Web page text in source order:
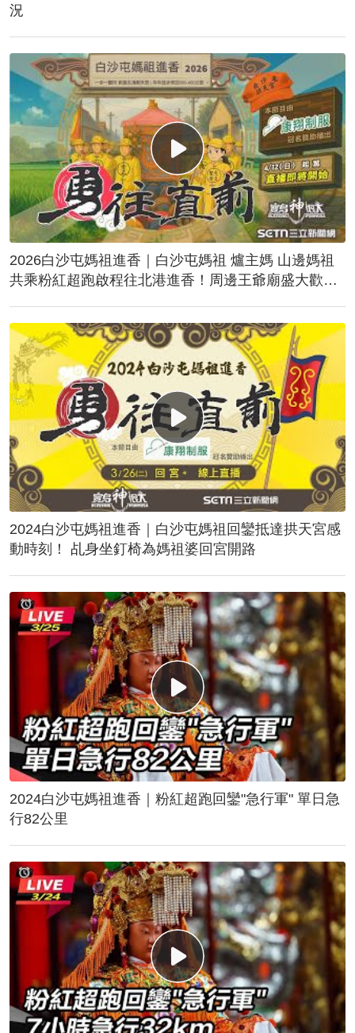
況
2026白沙屯媽祖進香｜白沙屯媽祖 爐主媽 山邊媽祖
共乘粉紅超跑啟程往北港進香！周邊王爺廟盛大歡
2024白沙屯媽祖進香｜白沙屯媽祖回鑾抵達拱天宮感
動時刻！ 乩身坐釘椅為媽祖婆回宮開路
2024白沙屯媽祖進香｜粉紅超跑回鑾"急行軍" 單日急
行82公里